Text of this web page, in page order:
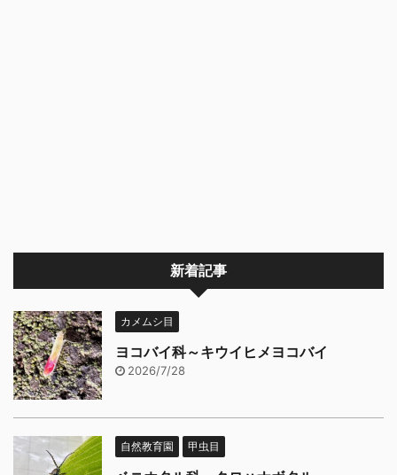
新着記事
カメムシ目
ヨコバイ科～キウイヒメヨコバイ
2026/7/28
自然教育園 甲虫目